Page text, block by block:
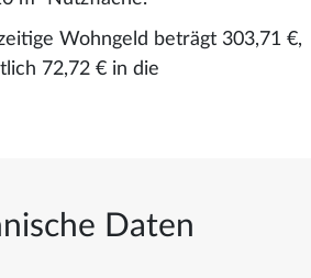
Wohngeld beträgt 303,71 €,
72,72 € in die
Daten